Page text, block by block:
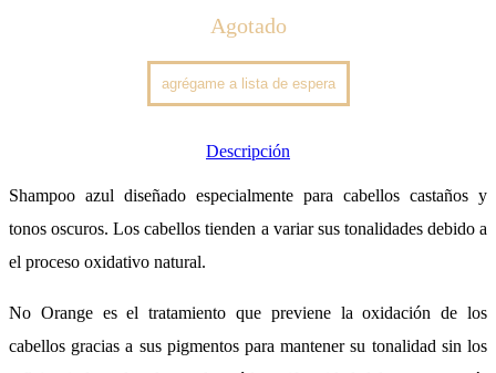
Agotado
Descripción
Shampoo azul diseñado especialmente para cabellos castaños y
tonos oscuros. Los cabellos tienden a variar sus tonalidades debido a
el proceso oxidativo natural.
No Orange es el tratamiento que previene la oxidación de los
cabellos gracias a sus pigmentos para mantener su tonalidad sin los